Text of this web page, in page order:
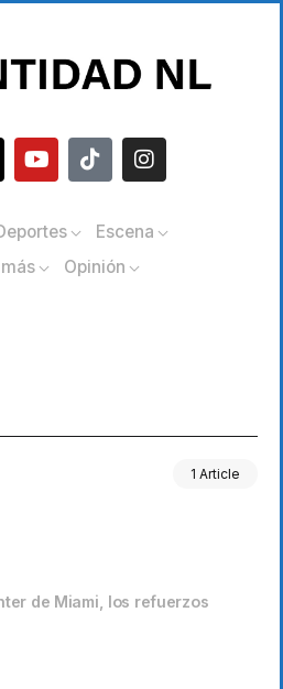
Escena
Opinión
1 Article
de Miami, los refuerzos